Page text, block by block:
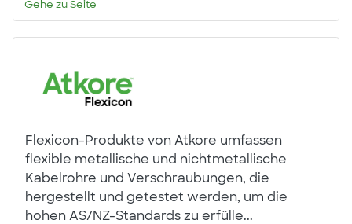
Gehe zu Seite
Flexicon-Produkte von Atkore umfassen
flexible metallische und nichtmetallische
Kabelrohre und Verschraubungen, die
hergestellt und getestet werden, um die
hohen AS/NZ-Standards zu erfülle...